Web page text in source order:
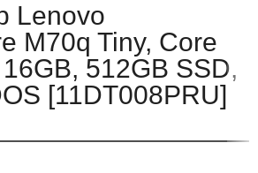
Lenovo
M70q Tiny, Core
512GB SSD,
[11DT008PRU]